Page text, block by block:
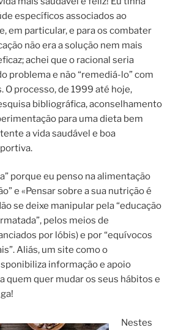
específicos associados ao
em particular, e para os combater
não era a solução nem mais
achei que o racional seria
problema e não “remediá-lo” com
O processo, de 1999 até hoje,
bibliográfica, aconselhamento
para uma dieta bem
a vida saudável e boa
porque eu penso na alimentação
e «Pensar sobre a sua nutrição é
se deixe manipular pela “educação
pelos meios de
por lóbis) e por “equívocos
Aliás, um site como o
informação e apoio
quem quer mudar os seus hábitos e
Nestes